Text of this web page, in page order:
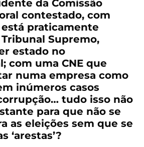
da Comissão
contestado, com
praticamente
Supremo,
estado no
com uma CNE que
numa empresa como
inúmeros casos
tudo isso não
para que não se
as eleições sem que se
‘arestas’?